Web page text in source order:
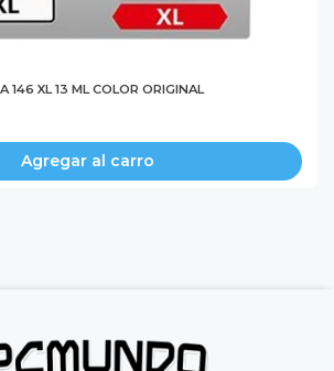
146 XL 13 ML COLOR ORIGINAL
Agregar al carro